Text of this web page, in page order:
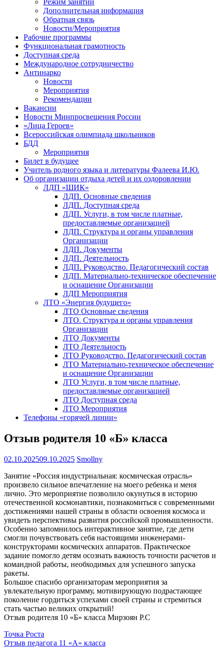
Режим занятий
Дополнительная информация
Обратная связь
Новости/Мероприятия
Рабочие программы
Функциональная грамотность
Доступная среда
Международное сотрудничество
Антинарко
Новости
Мероприятия
Рекомендации
Вакансии
Новости Минпросвещения России
«Лица Героев»
Всероссийская олимпиада школьников
БДД
Мероприятия
Билет в будущее
Учитель родного языка и литературы Фалеева И.Ю.
Об организации отдыха детей и их оздоровлении
ЛДП «ШИК»
ЛДП. Основные сведения
ЛДП. Доступная среда
ЛДП. Услуги, в том числе платные,
предоставляемые организацией
ЛДП. Структура и органы управления
Организации
ЛДП. Документы
ЛДП. Деятельность
ЛДП. Руководство. Педагогический состав
ЛДП. Материально-техническое обеспечение
и оснащение Организации
ЛДП Мероприятия
ЛТО «Энергия будущего»
ЛТО Основные сведения
ЛТО. Структура и органы управления
Организации
ЛТО Документы
ЛТО Деятельность
ЛТО Руководство. Педагогический состав
ЛТО Материально-техническое обеспечение
и оснащение Организации
ЛТО Услуги, в том числе платные,
предоставляемые организацией
ЛТО Доступная среда
ЛТО Мероприятия
Телефоны «горячей линии»
Отзыв родителя 10 «Б» класса
02.10.202509.10.2025 Smollny
Занятие «Россия индустриальная: космическая отрасль»
произвело сильное впечатление на моего ребенка и меня
лично. Это мероприятие позволило окунуться в историю
отечественной космонавтики, познакомиться с современными
достижениями нашей страны в области освоения космоса и
увидеть перспективы развития российской промышленности.
Особенно запомнилось интерактивное занятие, где дети
смогли почувствовать себя настоящими инженерами-
конструкторами космических аппаратов. Практическое
задание помогло детям осознать важность точности расчетов и
командной работы, необходимых для успешного запуска
ракеты.
Большое спасибо организаторам мероприятия за
увлекательную программу, мотивирующую подрастающее
поколение гордиться успехами своей страны и стремиться
стать частью великих открытий!
Отзыв родителя 10 «Б» класса Мирзоян Р.С
Точка Роста
Навигация
Отзыв педагога 11 «А» класса